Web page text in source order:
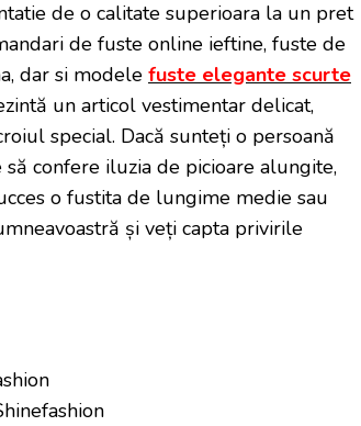
de o calitate superioara la un pret
de fuste online ieftine, fuste de
dar si modele fuste elegante scurte
un articol vestimentar delicat,
special. Dacă sunteți o persoană
confere iluzia de picioare alungite,
o fustita de lungime medie sau
și veți capta privirile